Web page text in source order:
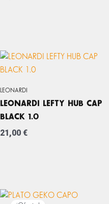
LEONARDI
LEONARDI LEFTY HUB CAP
BLACK 1.0
21,00 €
EL
EL